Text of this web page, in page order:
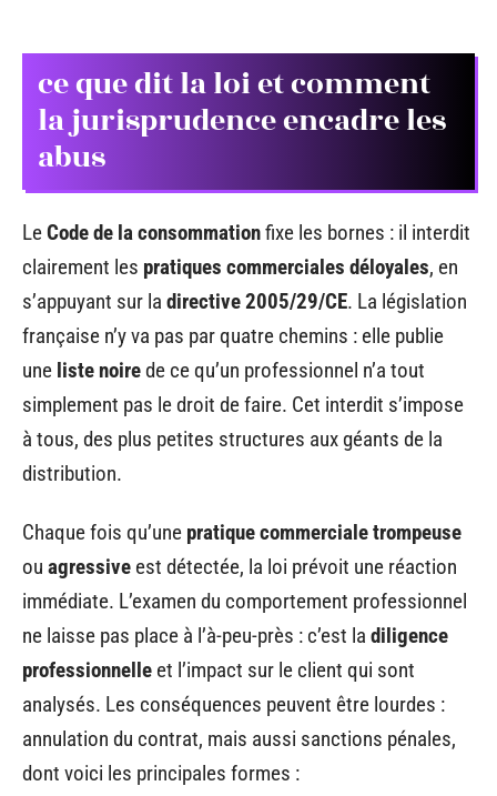
ce que dit la loi et comment
la jurisprudence encadre les
abus
LeCode de la consommationfixe les bornes : il interdit
clairement les pratiques commerciales déloyales, en
s’appuyant sur la directive 2005/29/CE. La législation
française n’y va pas par quatre chemins : elle publie
une liste noirede ce qu’un professionnel n’a tout
simplement pas le droit de faire. Cet interdit s’impose
à tous, des plus petites structures aux géants de la
distribution.
Chaque fois qu’une pratique commerciale trompeuse
ou agressive est détectée, la loi prévoit une réaction
immédiate. L’examen du comportement professionnel
ne laisse pas place à l’à-peu-près : c’est la diligence
professionnelle et l’impact sur le client qui sont
analysés. Les conséquences peuvent être lourdes :
annulation du contrat, mais aussi sanctions pénales,
dont voici les principales formes :